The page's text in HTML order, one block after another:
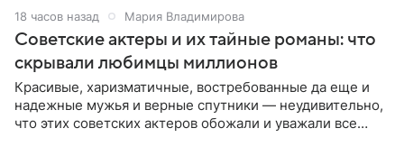
18 часов назад Мария Владимирова
Советские актеры и их тайные романы: что
скрывали любимцы миллионов
Красивые, харизматичные, востребованные да еще и
надежные мужья и верные спутники — неудивительно,
что этих советских актеров обожали и уважали все